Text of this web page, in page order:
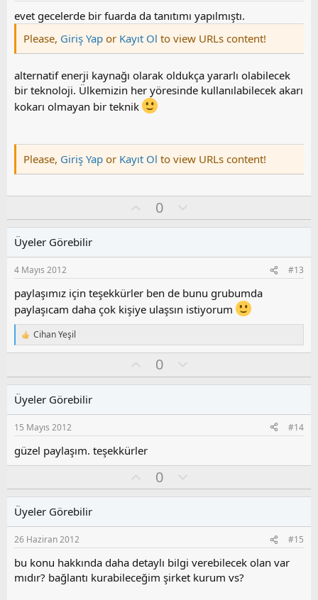
z
o
y
l
a
evet gecelerde bir fuarda da tanıtımı yapılmıştı.
Please, Giriş Yap or Kayıt Ol to view URLs content!
alternatif enerji kaynağı olarak oldukça yararlı olabilecek
bir teknoloji. Ülkemizin her yöresinde kullanılabilecek akarı
kokarı olmayan bir teknik
Please, Giriş Yap or Kayıt Ol to view URLs content!
y
0
l
s
u
z
o
y
a
Üyeler Görebilir
4 Mayıs 2012 #13
paylaşımız için teşekkürler ben de bunu grubumda
paylaşıcam daha çok kişiye ulaşsın istiyorum
T
e
i
l
e
r
:
Cihan Yeşil
y
0
l
s
u
o
l
Üyeler Görebilir
15 Mayıs 2012 #14
güzel paylaşım. teşekkürler
y
0
l
s
u
z
o
Üyeler Görebilir
26 Haziran 2012 #15
bu konu hakkında daha detaylı bilgi verebilecek olan var
mıdır? bağlantı kurabileceğim şirket kurum vs?